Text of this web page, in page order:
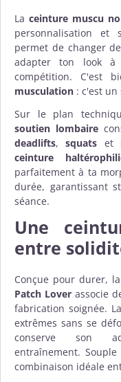
La ceinture muscu
personnalisation et
permet de changer
adapter ton look
compétition. C'est
musculation : c'est
Sur le plan
soutien lombaire
deadlifts,squats et
ceinture
parfaitement à ta
durée, garantissant
séance.
Une
entre
Conçue pour durer, la
Patch Lover associe
fabrication soignée. La
extrêmes sans se
conserve son
entraînement.
combinaison idéale